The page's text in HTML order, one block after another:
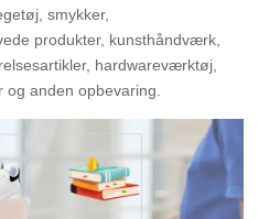
smykker,
produkter, kunsthåndværk,
hardwareværktøj,
og anden opbevaring.